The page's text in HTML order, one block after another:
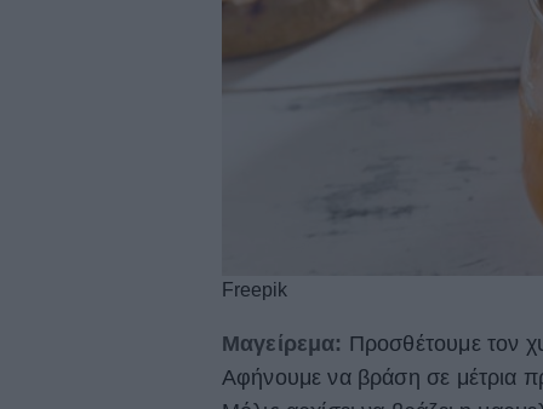
Freepik
Μαγείρεμα: Προσθέτουμε τον
Αφήνουμε να βράση σε μέτρια